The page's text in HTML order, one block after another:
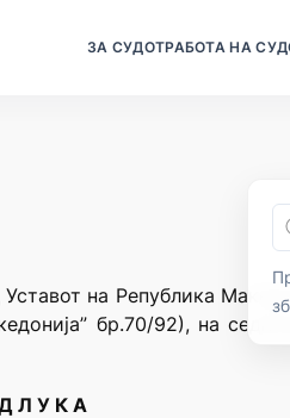
ЗА СУДОТРАБОТА НА
на Република
бр.70/92), на
Л У К А